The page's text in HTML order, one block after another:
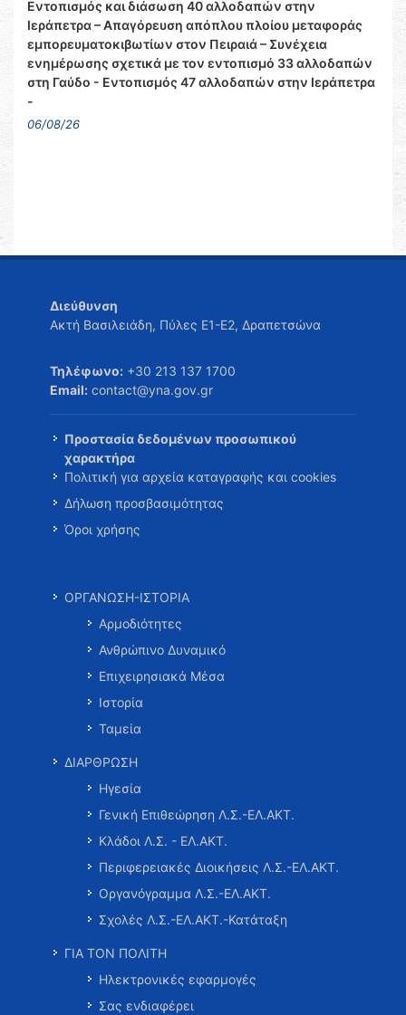
Εντοπισμός και διάσωση 40 αλλοδαπών στην
Ιεράπετρα – Απαγόρευση απόπλου πλοίου μεταφοράς
εμπορευματοκιβωτίων στον Πειραιά – Συνέχεια
ενημέρωσης σχετικά με τον εντοπισμό 33 αλλοδαπών
στη Γαύδο - Εντοπισμός 47 αλλοδαπών στην Ιεράπετρα
-
06/08/26
Διεύθυνση
Ακτή Βασιλειάδη, Πύλες Ε1-Ε2, Δραπετσώνα
Τηλέφωνο: +30 213 137 1700
Email: contact@yna.gov.gr
Προστασία δεδομένων προσωπικού
χαρακτήρα
Πολιτική για αρχεία καταγραφής και cookies
Δήλωση προσβασιμότητας
Όροι χρήσης
ΟΡΓΑΝΩΣΗ-ΙΣΤΟΡΙΑ
Αρμοδιότητες
Ανθρώπινο Δυναμικό
Επιχειρησιακά Μέσα
Ιστορία
Ταμεία
ΔΙΑΡΘΡΩΣΗ
Ηγεσία
Γενική Επιθεώρηση Λ.Σ.-ΕΛ.ΑΚΤ.
Κλάδοι Λ.Σ. - ΕΛ.ΑΚΤ.
Περιφερειακές Διοικήσεις Λ.Σ.-ΕΛ.ΑΚΤ.
Οργανόγραμμα Λ.Σ.-ΕΛ.ΑΚΤ.
Σχολές Λ.Σ.-ΕΛ.ΑΚΤ.-Κατάταξη
ΓΙΑ ΤΟΝ ΠΟΛΙΤΗ
Ηλεκτρονικές εφαρμογές
Σας ενδιαφέρει